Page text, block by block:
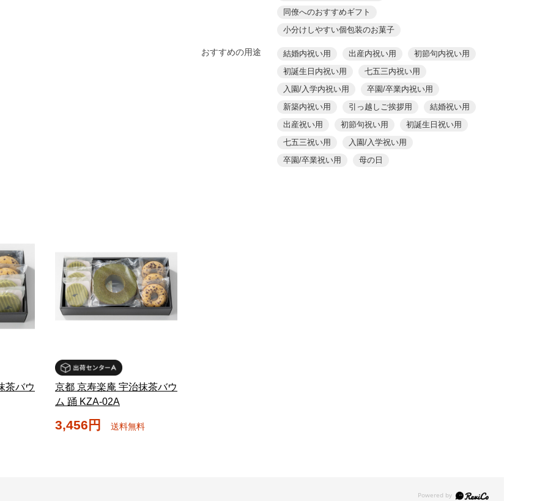
同僚へのおすすめギフト
小分けしやすい個包装のお菓子
おすすめの用途 結婚内祝い用 出産内祝い用
初節句内祝い用
初誕生日内祝い用
七五三内祝い用
入園/入学内祝い用
卒園/卒業内祝い用
新築内祝い用
引っ越しご挨拶用
結婚祝い用
出産祝い用
初節句祝い用
初誕生日祝い用
七五三祝い用
入園/入学祝い用
卒園/卒業祝い用
母の日
茶バウ
京都 京寿楽庵 宇治抹茶バウ
ム 踊 KZA-02A
3,456円 送料無料